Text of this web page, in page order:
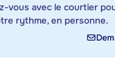
vous avec le courtier
rythme, en personne.